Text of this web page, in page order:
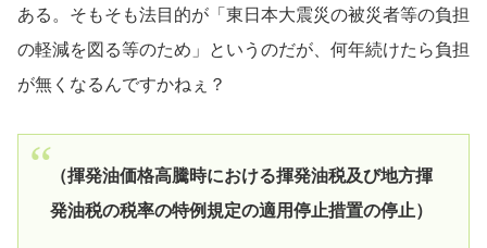
ある。そもそも法目的が「東日本大震災の被災者等の負担
の軽減を図る等のため」というのだが、何年続けたら負担
が無くなるんですかねぇ？
（揮発油価格高騰時における揮発油税及び地方揮
発油税の税率の特例規定の適用停止措置の停止）